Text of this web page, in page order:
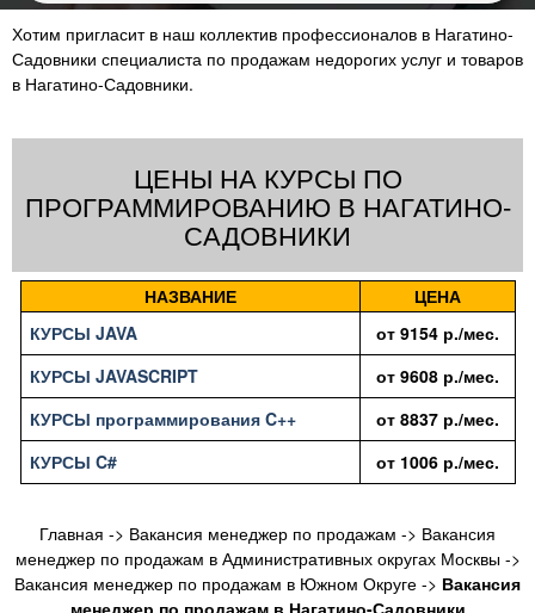
Хотим пригласит в наш коллектив профессионалов в Нагатино-
Садовники специалиста по продажам недорогих услуг и товаров
в Нагатино-Садовники.
ЦЕНЫ НА КУРСЫ ПО
ПРОГРАММИРОВАНИЮ В НАГАТИНО-
САДОВНИКИ
НАЗВАНИЕ
ЦЕНА
КУРСЫ JAVA
от 9154 р./мес.
КУРСЫ JAVASCRIPT
от 9608 р./мес.
КУРСЫ программирования C++
от 8837 р./мес.
КУРСЫ C#
от 1006 р./мес.
Главная -> Вакансия менеджер по продажам -> Вакансия
менеджер по продажам в Административных округах Москвы->
Вакансия менеджер по продажам в Южном Округе -> Вакансия
менеджер по продажам в Нагатино-Садовники